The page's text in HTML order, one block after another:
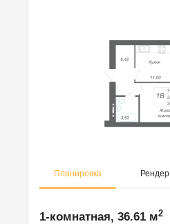
Планировка Рендер
1-комнатная, 36.61 м2